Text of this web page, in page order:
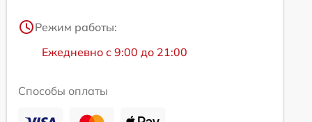
Режим работы:
Ежедневно с 9:00 до 21:00
Способы оплаты